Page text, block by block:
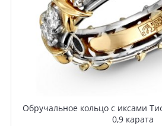
Обручальное кольцо с иксами
0,9 карата